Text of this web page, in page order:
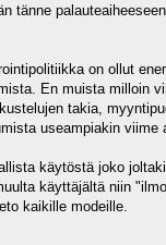
tänne
on ollut
En muista milloin
takia,
useampiakin viime
käytöstä joko
käyttäjältä niin
kaikille modeille.